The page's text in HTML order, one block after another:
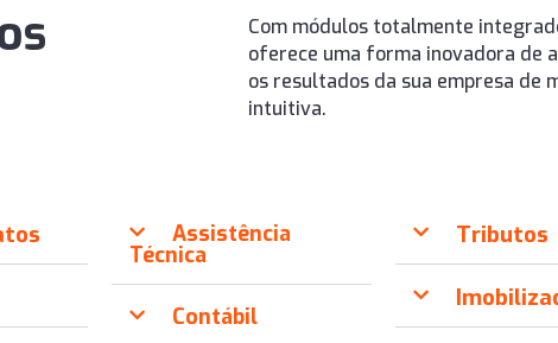
Com módulos totalmente
oferece uma forma inovadora de
os resultados da sua empresa de
intuitiva.
Assistência
Técnica
Contábil
Tributos